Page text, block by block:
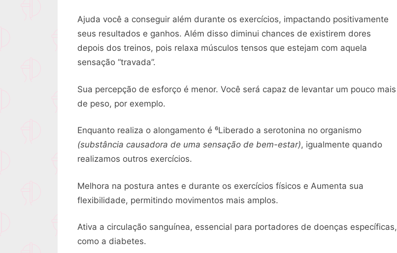
Ajuda você a conseguir além durante os exercícios, impactando positivamente
seus resultados e ganhos. Além disso diminui chances de existirem dores
depois dos treinos, pois relaxa músculos tensos que estejam com aquela
sensação “travada”.
Sua percepção de esforço é menor. Você será capaz de levantar um pouco mais
de peso, por exemplo.
Enquanto realiza o alongamento é ⁶Liberado a serotonina no organismo
(substância causadora de uma sensação de bem-estar), igualmente quando
realizamos outros exercícios.
Melhora na postura antes e durante os exercícios físicos e Aumenta sua
flexibilidade, permitindo movimentos mais amplos.
Ativa a circulação sanguínea, essencial para portadores de doenças específicas,
como a diabetes.